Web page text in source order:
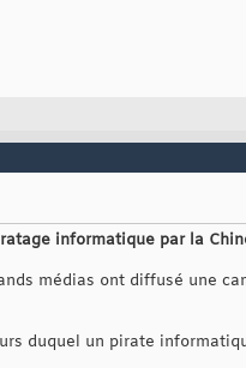
informatique par la
médias ont diffusé une
duquel un pirate